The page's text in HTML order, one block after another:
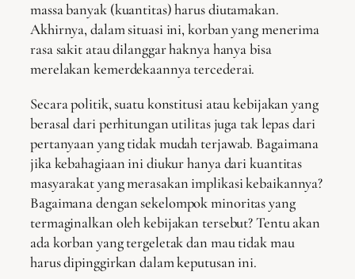
massa banyak (kuantitas) harus diutamakan.
Akhirnya, dalam situasi ini, korban yang menerima
rasa sakit atau dilanggar haknya hanya bisa
merelakan kemerdekaannya tercederai.
Secara politik, suatu konstitusi atau kebijakan yang
berasal dari perhitungan utilitas juga tak lepas dari
pertanyaan yang tidak mudah terjawab. Bagaimana
jika kebahagiaan ini diukur hanya dari kuantitas
masyarakat yang merasakan implikasi kebaikannya?
Bagaimana dengan sekelompok minoritas yang
termaginalkan oleh kebijakan tersebut? Tentu akan
ada korban yang tergeletak dan mau tidak mau
harus dipinggirkan dalam keputusan ini.